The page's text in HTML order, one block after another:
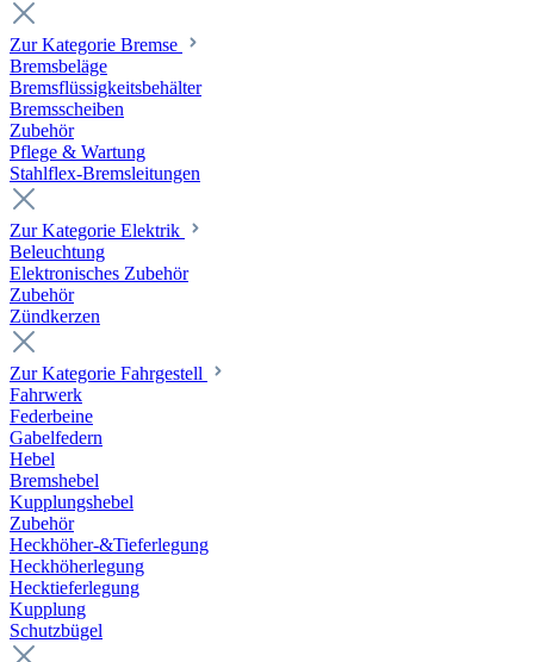
Zur Kategorie Bremse
Bremsbeläge
Bremsflüssigkeitsbehälter
Bremsscheiben
Zubehör
Pflege & Wartung
Stahlflex-Bremsleitungen
Zur Kategorie Elektrik
Beleuchtung
Elektronisches Zubehör
Zubehör
Zündkerzen
Zur Kategorie Fahrgestell
Fahrwerk
Federbeine
Gabelfedern
Hebel
Bremshebel
Kupplungshebel
Zubehör
Heckhöher-&Tieferlegung
Heckhöherlegung
Hecktieferlegung
Kupplung
Schutzbügel